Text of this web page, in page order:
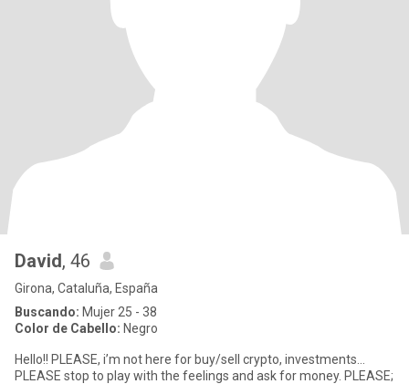
David, 46
Girona, Cataluña, España
Buscando: Mujer 25 - 38
Color de Cabello: Negro
Hello!! PLEASE, i’m not here for buy/sell crypto, investments...
PLEASE stop to play with the feelings and ask for money. PLEASE;